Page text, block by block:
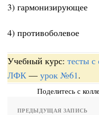
3) гармонизирующее
4) противоболевое
Учебный курс: тесты с
ЛФК — урок №61.
Поделитесь с
ПРЕДЫДУЩАЯ ЗАПИСЬ